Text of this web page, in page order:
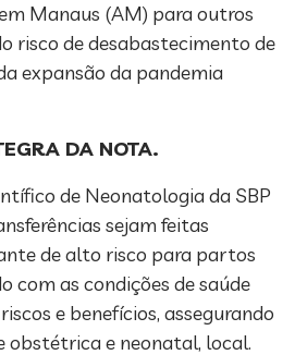
Manaus (AM) para outros
risco de desabastecimento de
expansão da pandemia
DA NOTA.
de Neonatologia da SBP
sejam feitas
de alto risco para partos
com as condições de saúde
e benefícios, assegurando
obstétrica e neonatal, local.